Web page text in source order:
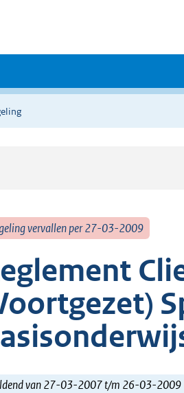
vervallen per 27-03-2009
van 27-03-2007 t/m 26-03-2009